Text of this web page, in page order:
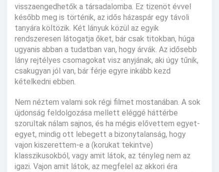
visszaengedhetők a társadalomba. Ez tizenöt évvel
később meg is történik, az idős házaspár egy távoli
tanyára költözik. Két lányuk közül az egyik
rendszeresen látogatja őket, bár csak titokban, húga
ugyanis abban a tudatban van, hogy árvák. Az idősebb
lány rejtélyes csomagokat visz anyjának, aki úgy tűnik,
csakugyan jól van, bár férje egyre inkább kezd
kételkedni ebben.
Nem néztem valami sok régi filmet mostanában. A sok
újdonság feldolgozása mellett eléggé háttérbe
szorultak nálam sajnos, és ha mégis elővettem egyet-
egyet, mindig ott lebegett a bizonytalanság, hogy
vajon kiszerettem-e a (korukat tekintve)
klasszikusokból, vagy amit látok, az tényleg nem az
igazi. Vajon amit látok, az megfelel az akkori éra